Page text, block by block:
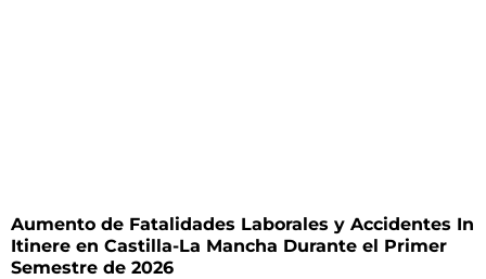
Aumento de Fatalidades Laborales y Accidentes In
Itinere en Castilla-La Mancha Durante el Primer
Semestre de 2026